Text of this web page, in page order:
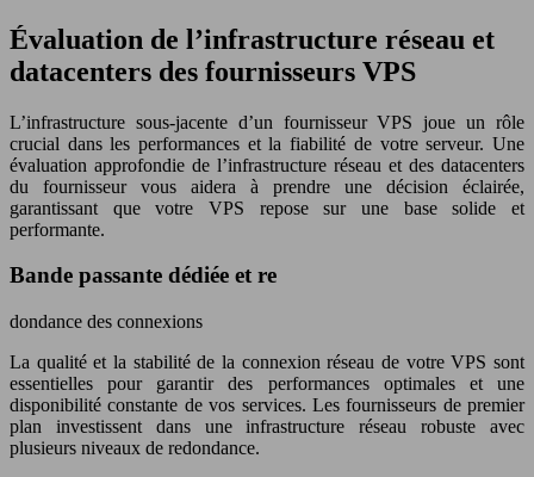
Évaluation de l’infrastructure réseau et
datacenters des fournisseurs VPS
L’infrastructure sous-jacente d’un fournisseur VPS joue un rôle
crucial dans les performances et la fiabilité de votre serveur. Une
évaluation approfondie de l’infrastructure réseau et des datacenters
du fournisseur vous aidera à prendre une décision éclairée,
garantissant que votre VPS repose sur une base solide et
performante.
Bande passante dédiée et re
dondance des connexions
La qualité et la stabilité de la connexion réseau de votre VPS sont
essentielles pour garantir des performances optimales et une
disponibilité constante de vos services. Les fournisseurs de premier
plan investissent dans une infrastructure réseau robuste avec
plusieurs niveaux de redondance.